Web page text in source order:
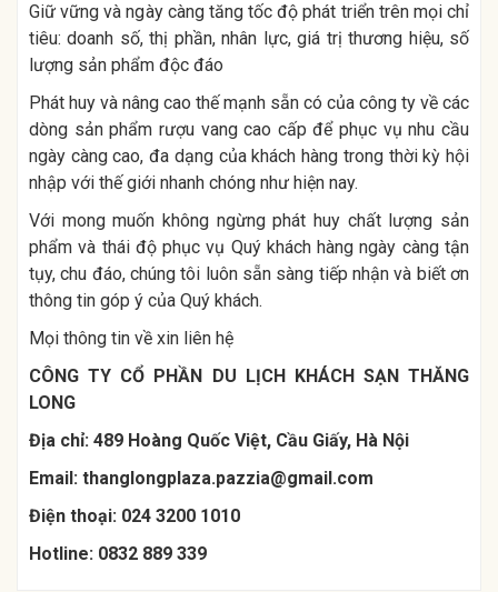
Giữ vững và ngày càng tăng tốc độ phát triển trên mọi chỉ
tiêu: doanh số, thị phần, nhân lực, giá trị thương hiệu, số
lượng sản phẩm độc đáo
Phát huy và nâng cao thế mạnh sẵn có của công ty về các
dòng sản phẩm rượu vang cao cấp để phục vụ nhu cầu
ngày càng cao, đa dạng của khách hàng trong thời kỳ hội
nhập với thế giới nhanh chóng như hiện nay.
Với mong muốn không ngừng phát huy chất lượng sản
phẩm và thái độ phục vụ Quý khách hàng ngày càng tận
tụy, chu đáo, chúng tôi luôn sẵn sàng tiếp nhận và biết ơn
thông tin góp ý của Quý khách.
Mọi thông tin về xin liên hệ
CÔNG TY CỔ PHẦN DU LỊCH KHÁCH SẠN THĂNG
LONG
Địa chỉ: 489 Hoàng Quốc Việt, Cầu Giấy, Hà Nội
Email: thanglongplaza.pazzia@gmail.com
Điện thoại: 024 3200 1010
Hotline: 0832 889 339